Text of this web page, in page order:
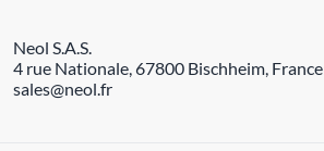
Neol S.A.S.
4 rue Nationale, 67800 Bischheim, France
sales@neol.fr